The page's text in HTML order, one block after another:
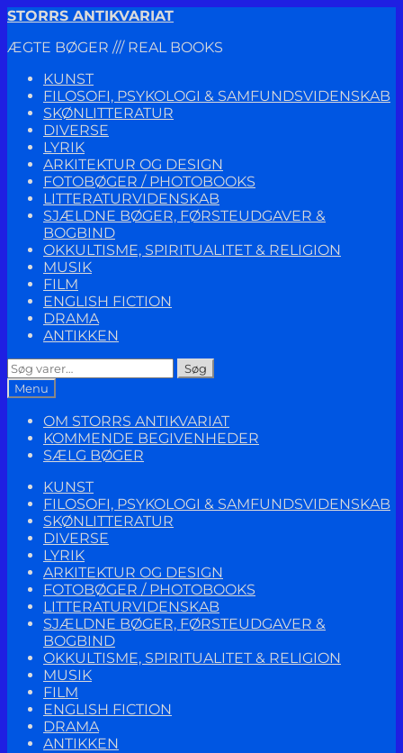
Spring
navigation
Spring
indhold
STORRS ANTIKVARIAT
ÆGTE BØGER /// REAL BOOKS
KUNST
FILOSOFI, PSYKOLOGI & SAMFUNDSVIDENSKAB
SKØNLITTERATUR
DIVERSE
LYRIK
ARKITEKTUR OG DESIGN
FOTOBØGER / PHOTOBOOKS
LITTERATURVIDENSKAB
SJÆLDNE BØGER, FØRSTEUDGAVER &
BOGBIND
OKKULTISME, SPIRITUALITET & RELIGION
MUSIK
FILM
ENGLISH FICTION
DRAMA
ANTIKKEN
Søg
efter:
Søg
Menu
OM STORRS ANTIKVARIAT
KOMMENDE BEGIVENHEDER
SÆLG BØGER
KUNST
FILOSOFI, PSYKOLOGI & SAMFUNDSVIDENSKAB
SKØNLITTERATUR
DIVERSE
LYRIK
ARKITEKTUR OG DESIGN
FOTOBØGER / PHOTOBOOKS
LITTERATURVIDENSKAB
SJÆLDNE BØGER, FØRSTEUDGAVER &
BOGBIND
OKKULTISME, SPIRITUALITET & RELIGION
MUSIK
FILM
ENGLISH FICTION
DRAMA
ANTIKKEN